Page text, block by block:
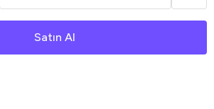
Satın Al